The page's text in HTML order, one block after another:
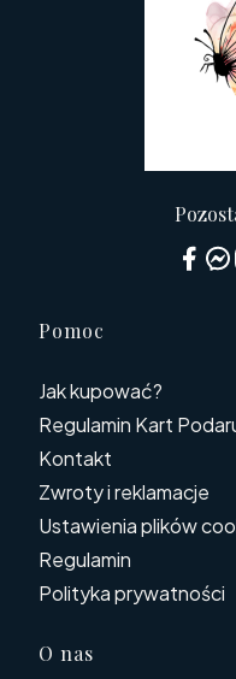
Linki w
Pomoc
Jak kupować?
Regulamin Kart
Kontakt
Zwroty i reklamacje
Ustawienia plików
Regulamin
Polityka prywatności
O nas